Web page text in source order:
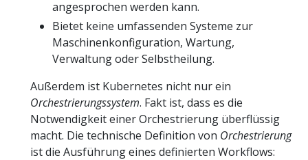
angesprochen werden kann.
Bietet keine umfassenden Systeme zur
Maschinenkonfiguration, Wartung,
Verwaltung oder Selbstheilung.
Außerdem ist Kubernetes nicht nur ein
Orchestrierungssystem. Fakt ist, dass es die
Notwendigkeit einer Orchestrierung überflüssig
macht. Die technische Definition von Orchestrierung
ist die Ausführung eines definierten Workflows: